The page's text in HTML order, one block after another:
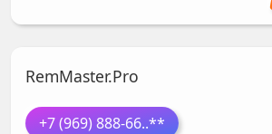
RemMaster.Pro
+7 (969) 888-66..**